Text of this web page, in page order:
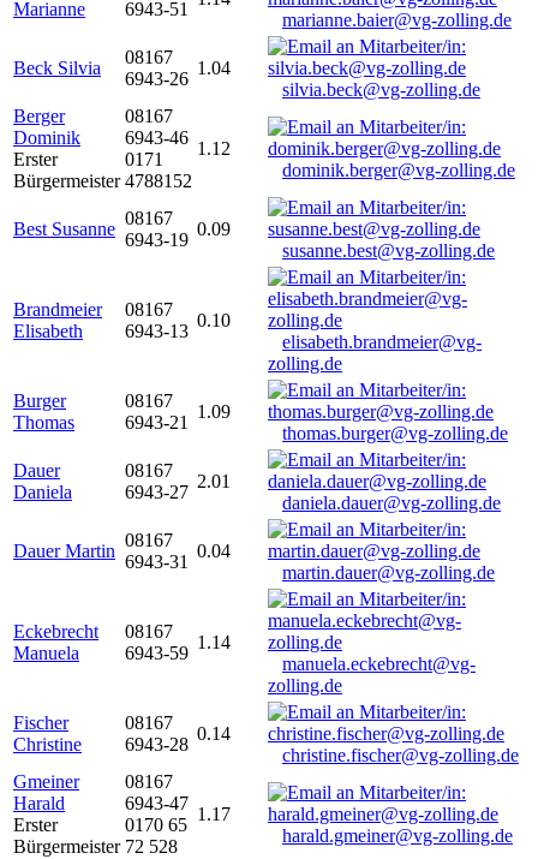
Marianne
6943-51
marianne.baier@vg-zolling.de
Beck Silvia
08167
6943-26
1.04
silvia.beck@vg-zolling.de
Berger
Dominik
Erster
Bürgermeister
08167
6943-46
0171
4788152
1.12
dominik.berger@vg-zolling.de
Best Susanne
08167
6943-19
0.09
susanne.best@vg-zolling.de
Brandmeier
Elisabeth
08167
6943-13
0.10
elisabeth.brandmeier@vg-
zolling.de
Burger
Thomas
08167
6943-21
1.09
thomas.burger@vg-zolling.de
Dauer
Daniela
08167
6943-27
2.01
daniela.dauer@vg-zolling.de
Dauer Martin
08167
6943-31
0.04
martin.dauer@vg-zolling.de
Eckebrecht
Manuela
08167
6943-59
1.14
manuela.eckebrecht@vg-
zolling.de
Fischer
Christine
08167
6943-28
0.14
christine.fischer@vg-zolling.de
Gmeiner
Harald
Erster
Bürgermeister
08167
6943-47
0170 65
72 528
1.17
harald.gmeiner@vg-zolling.de